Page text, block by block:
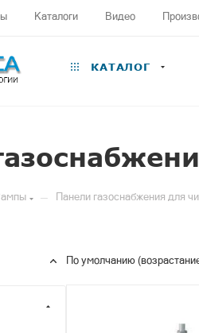
Каталоги Видео
КАТАЛОГ
— Панели газоснабжения для
По умолчанию